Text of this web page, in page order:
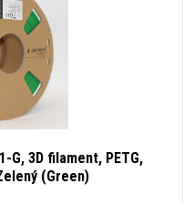
G, 3D filament, PETG,
(Green)